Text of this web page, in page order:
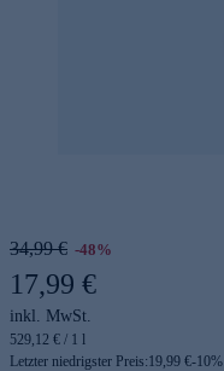
34,99 € -48%
17,99 €
inkl. MwSt.
529,12 € / 1 l
Letzter niedrigster Preis:19,99 €-10%